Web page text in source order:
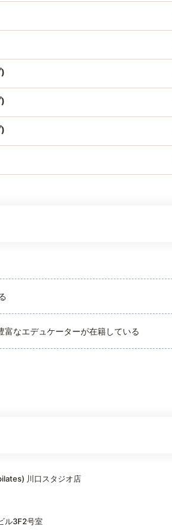
富なエデュケーターが在籍している
川口スタジオ店
ル3F2号室